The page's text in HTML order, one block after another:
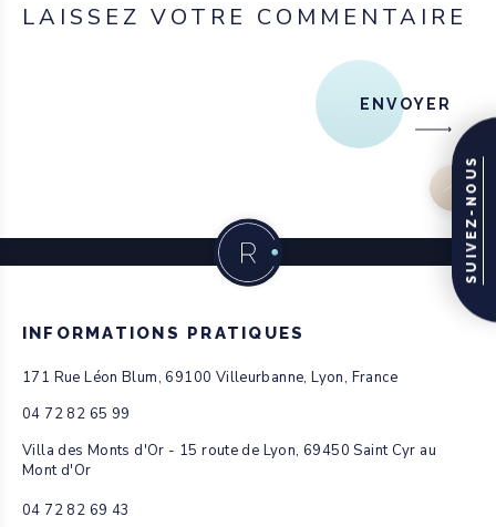
SUIVEZ-NOUS
LAISSEZ VOTRE COMMENTAIRE
ENVOYER
INFORMATIONS PRATIQUES
171 Rue Léon Blum, 69100 Villeurbanne, Lyon, France
04 72 82 65 99
Villa des Monts d'Or - 15 route de Lyon, 69450 Saint Cyr au
Mont d'Or
04 72 82 69 43